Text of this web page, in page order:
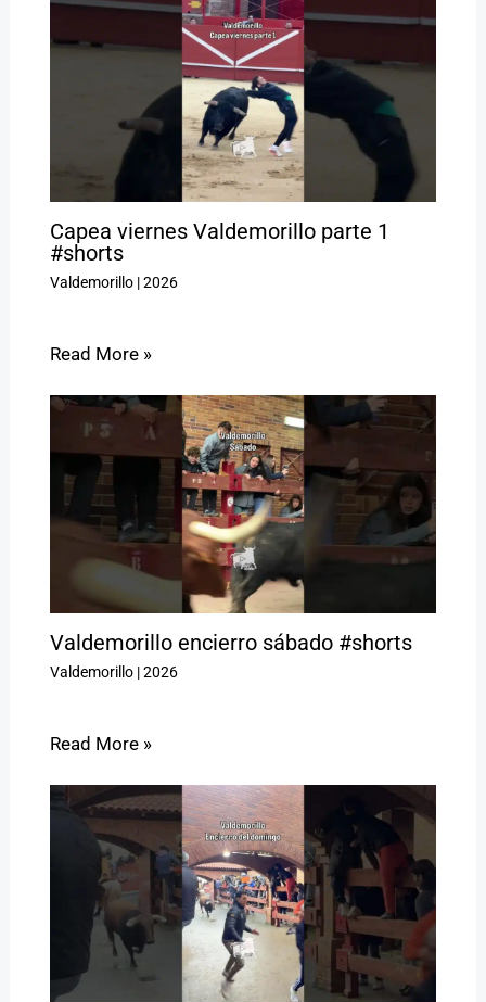
Capea viernes Valdemorillo parte 1
#shorts
Valdemorillo|2026
Read More »
Valdemorillo encierro sábado #shorts
Valdemorillo|2026
Read More »